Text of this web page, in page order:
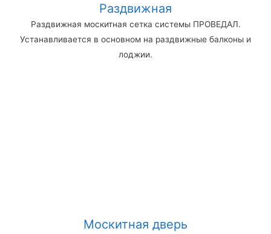
Раздвижная
Раздвижная москитная сетка системы ПРОВЕДАЛ.
Устанавливается в основном на раздвижные балконы и
лоджии.
Москитная дверь